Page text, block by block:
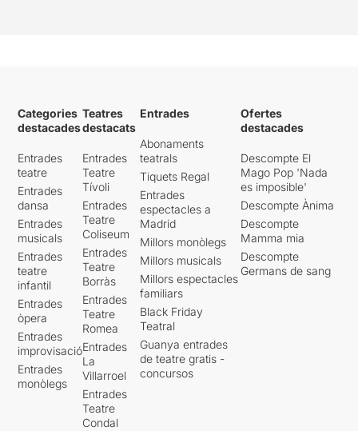
Categories
destacades
Entrades
teatre
Entrades
dansa
Entrades
musicals
Entrades
teatre
infantil
Entrades
òpera
Entrades
improvisació
Entrades
monòlegs
Teatres
destacats
Entrades
Teatre
Tívoli
Entrades
Teatre
Coliseum
Entrades
Teatre
Borràs
Entrades
Teatre
Romea
Entrades
La
Villarroel
Entrades
Teatre
Condal
Entrades
Abonaments
teatrals
Tiquets Regal
Entrades
espectacles a
Madrid
Millors monòlegs
Millors musicals
Millors espectacles
familiars
Black Friday
Teatral
Guanya entrades
de teatre gratis -
concursos
Ofertes
destacades
Descompte El
Mago Pop 'Nada
es imposible'
Descompte Ànima
Descompte
Mamma mia
Descompte
Germans de sang